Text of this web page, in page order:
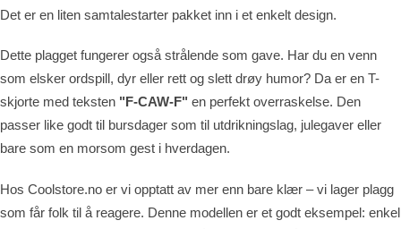
Det er en liten samtalestarter pakket inn i et enkelt design.
Dette plagget fungerer også strålende som gave. Har du en venn
som elsker ordspill, dyr eller rett og slett drøy humor? Da er en T-
skjorte med teksten "F-CAW-F" en perfekt overraskelse. Den
passer like godt til bursdager som til utdrikningslag, julegaver eller
bare som en morsom gest i hverdagen.
Hos Coolstore.no er vi opptatt av mer enn bare klær – vi lager plagg
som får folk til å reagere. Denne modellen er et godt eksempel: enkel